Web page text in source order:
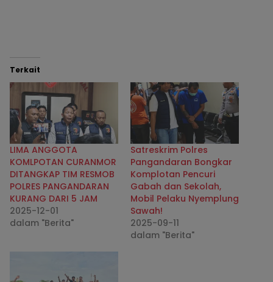
Terkait
LIMA ANGGOTA
KOMLPOTAN CURANMOR
DITANGKAP TIM RESMOB
POLRES PANGANDARAN
KURANG DARI 5 JAM
2025-12-01
dalam "Berita"
Satreskrim Polres
Pangandaran Bongkar
Komplotan Pencuri
Gabah dan Sekolah,
Mobil Pelaku Nyemplung
Sawah!
2025-09-11
dalam "Berita"